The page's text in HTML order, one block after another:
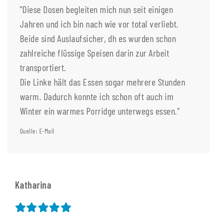
"Diese Dosen begleiten mich nun seit einigen
Jahren und ich bin nach wie vor total verliebt.
Beide sind Auslaufsicher, dh es wurden schon
zahlreiche flüssige Speisen darin zur Arbeit
transportiert.
Die Linke hält das Essen sogar mehrere Stunden
warm. Dadurch konnte ich schon oft auch im
Winter ein warmes Porridge unterwegs essen."
Quelle: E-Mail
Katharina